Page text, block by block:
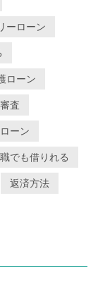
ーローン
ローン
審査
ーン
でも借りれる
返済方法